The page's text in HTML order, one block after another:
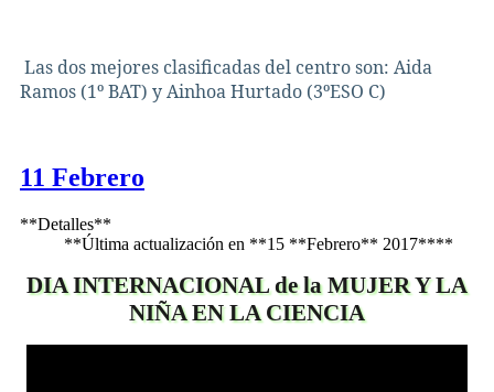
Las dos mejores clasificadas del centro son: Aida
Ramos (1º BAT) y Ainhoa Hurtado (3ºESO C)
11 Febrero
**Detalles**
**Última actualización en **15 **Febrero** 2017****
DIA INTERNACIONAL de la MUJER Y LA
NIÑA EN LA CIENCIA